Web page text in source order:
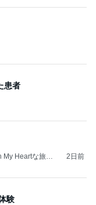
患者
My Heartな旅日
2日前
験